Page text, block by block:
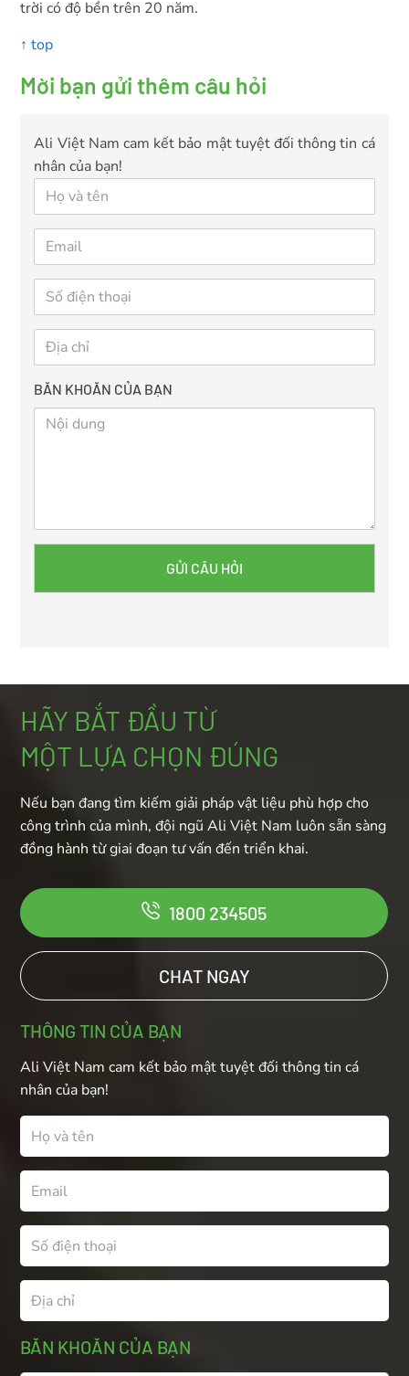
trời có độ bền trên 20 năm.
↑ top
Mời bạn gửi thêm câu hỏi
Ali Việt Nam cam kết bảo mật tuyệt đối thông tin cá
nhân của bạn!
BĂN KHOĂN CỦA BẠN
HÃY BẮT ĐẦU TỪ
MỘT LỰA CHỌN ĐÚNG
Nếu bạn đang tìm kiếm giải pháp vật liệu phù hợp cho
công trình của mình, đội ngũ Ali Việt Nam luôn sẵn sàng
đồng hành từ giai đoạn tư vấn đến triển khai.
1800 234505
CHAT NGAY
THÔNG TIN CỦA BẠN
Ali Việt Nam cam kết bảo mật tuyệt đối thông tin cá
nhân của bạn!
BĂN KHOĂN CỦA BẠN